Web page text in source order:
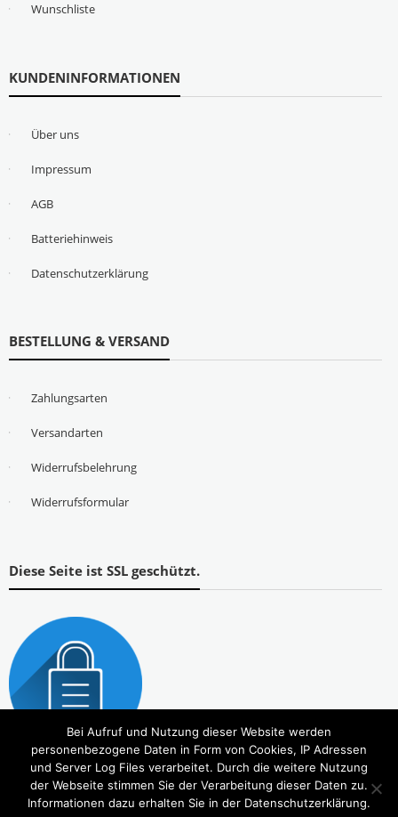
Wunschliste
KUNDENINFORMATIONEN
Über uns
Impressum
AGB
Batteriehinweis
Datenschutzerklärung
BESTELLUNG & VERSAND
Zahlungsarten
Versandarten
Widerrufsbelehrung
Widerrufsformular
Diese Seite ist SSL geschützt.
Bei Aufruf und Nutzung dieser Website werden
personenbezogene Daten in Form von Cookies, IP Adressen
und Server Log Files verarbeitet. Durch die weitere Nutzung
der Webseite stimmen Sie der Verarbeitung dieser Daten zu.
Informationen dazu erhalten Sie in der Datenschutzerklärung.